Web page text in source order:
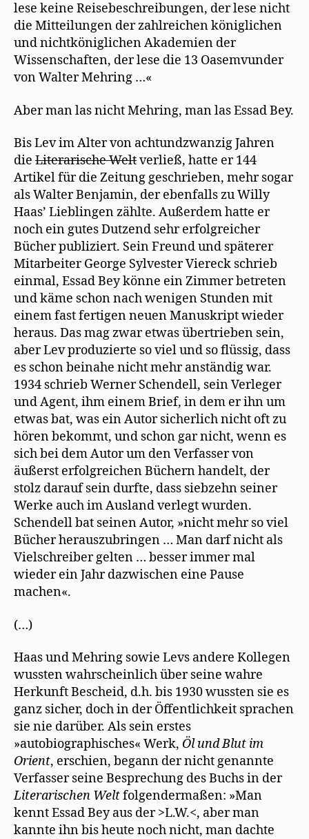
lese keine Reisebeschreibungen, der lese nicht
die Mitteilungen der zahlreichen königlichen
und nichtköniglichen Akademien der
Wissenschaften, der lese die 13 Oasemvunder
von Walter Mehring …«
Aber man las nicht Mehring, man las Essad Bey.
Bis Lev im Alter von achtundzwanzig Jahren
die Literarische Weltverließ, hatte er 144
Artikel für die Zeitung geschrieben, mehr sogar
als Walter Benjamin, der ebenfalls zu Willy
Haas’ Lieblingen zählte. Außerdem hatte er
noch ein gutes Dutzend sehr erfolgreicher
Bücher publiziert. Sein Freund und späterer
Mitarbeiter George Sylvester Viereck schrieb
einmal, Essad Bey könne ein Zimmer betreten
und käme schon nach wenigen Stunden mit
einem fast fertigen neuen Manuskript wieder
heraus. Das mag zwar etwas übertrieben sein,
aber Lev produzierte so viel und so flüssig, dass
es schon beinahe nicht mehr anständig war.
1934 schrieb Werner Schendell, sein Verleger
und Agent, ihm einem Brief, in dem er ihn um
etwas bat, was ein Autor sicherlich nicht oft zu
hören bekommt, und schon gar nicht, wenn es
sich bei dem Autor um den Verfasser von
äußerst erfolgreichen Büchern handelt, der
stolz darauf sein durfte, dass siebzehn seiner
Werke auch im Ausland verlegt wurden.
Schendell bat seinen Autor, »nicht mehr so viel
Bücher herauszubringen … Man darf nicht als
Vielschreiber gelten … besser immer mal
wieder ein Jahr dazwischen eine Pause
machen«.
(…)
Haas und Mehring sowie Levs andere Kollegen
wussten wahrscheinlich über seine wahre
Herkunft Bescheid, d.h. bis 1930 wussten sie es
ganz sicher, doch in der Öffentlichkeit sprachen
sie nie darüber. Als sein erstes
»autobiographisches« Werk, Öl und Blut im
Orient, erschien, begann der nicht genannte
Verfasser seine Besprechung des Buchs in der
Literarischen Weltfolgendermaßen: »Man
kennt Essad Bey aus der >L.W.<, aber man
kannte ihn bis heute noch nicht, man dachte